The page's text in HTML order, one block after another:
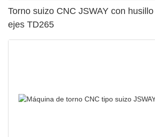
Torno suizo CNC JSWAY con
ejes TD265